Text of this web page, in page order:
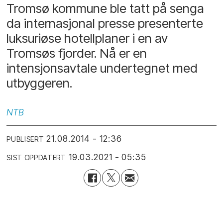
Tromsø kommune ble tatt på senga
da internasjonal presse presenterte
luksuriøse hotellplaner i en av
Tromsøs fjorder. Nå er en
intensjonsavtale undertegnet med
utbyggeren.
NTB
PUBLISERT 21.08.2014 - 12:36
SIST OPPDATERT 19.03.2021 - 05:35